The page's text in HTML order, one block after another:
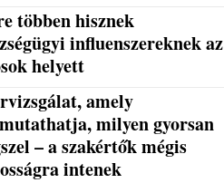
többen hisznek
influenszereknek az
helyett
amely
milyen gyorsan
– a szakértők mégis
intenek